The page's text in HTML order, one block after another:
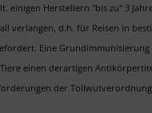
Herstellern "bis zu" 3
verlangen, d.h. für Reisen in
Eine
einen derartigen
der